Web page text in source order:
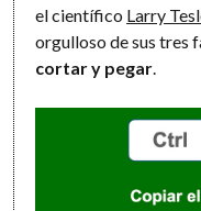
el científico Larry
orgulloso de sus tres
cortar y pegar.